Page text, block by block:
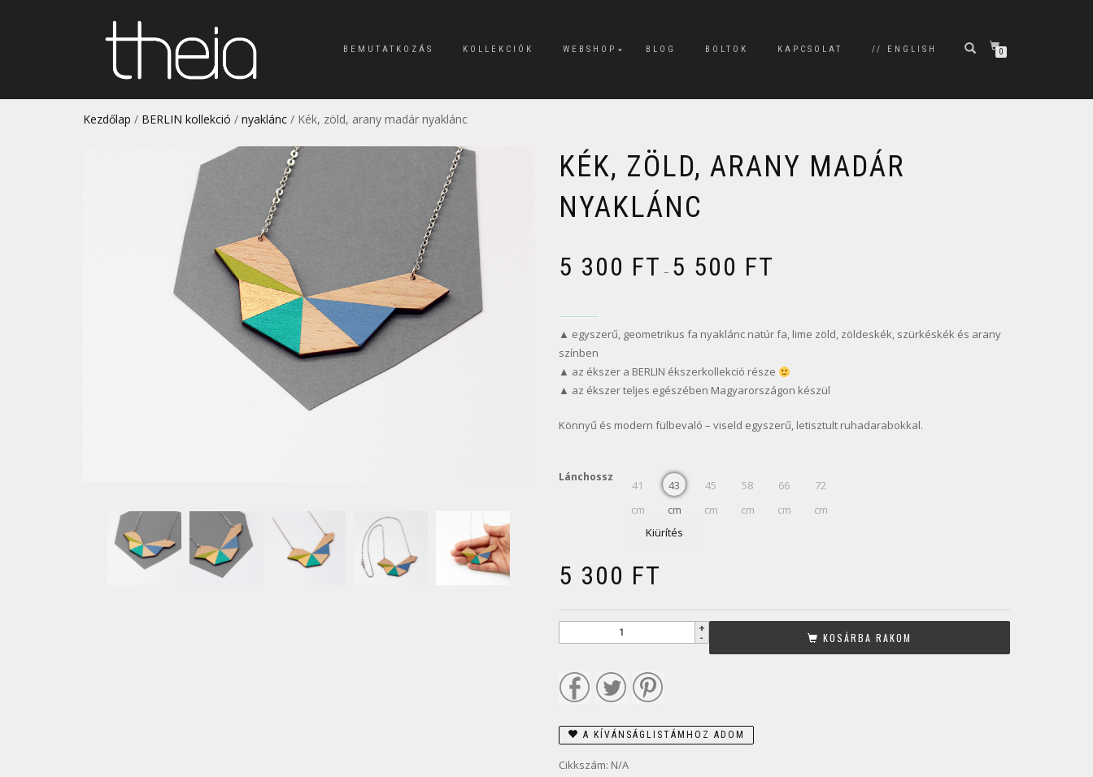
BEMUTATKOZÁS KOLLEKCIÓK WEBSHOP BLOG BOLTOK KAPCSOLAT // ENGLISH 0
Kezdőlap / BERLIN kollekció / nyaklánc / Kék, zöld, arany madár nyaklánc
KÉK, ZÖLD, ARANY MADÁR
NYAKLÁNC
5 300 FT – 5 500 FT
▲ egyszerű, geometrikus fa nyaklánc natúr fa, lime zöld, zöldeskék, szürkéskék és arany
színben
▲ az ékszer a BERLIN ékszerkollekció része
▲ az ékszer teljes egészében Magyarországon készül
Könnyű és modern fülbevaló – viseld egyszerű, letisztult ruhadarabokkal.
Lánchossz
41
cm
43
cm
45
cm
58
cm
66
cm
72
cm
Kiürítés
5 300 FT
KOSÁRBA RAKOM
A KÍVÁNSÁGLISTÁMHOZ ADOM
Cikkszám: N/A